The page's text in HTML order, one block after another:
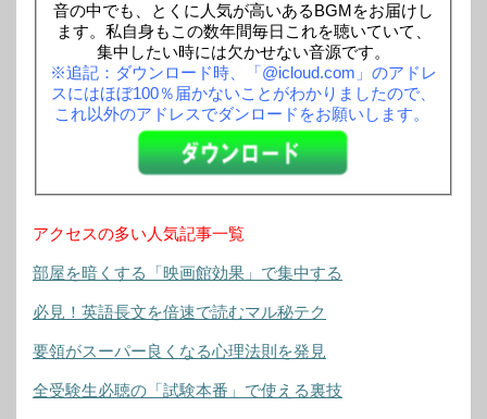
音の中でも、とくに人気が高いあるBGMをお届けし
ます。私自身もこの数年間毎日これを聴いていて、
集中したい時には欠かせない音源です。
※追記：ダウンロード時、「@icloud.com」のアドレ
スにはほぼ100％届かないことがわかりましたので、
これ以外のアドレスでダンロードをお願いします。
アクセスの多い人気記事一覧
部屋を暗くする「映画館効果」で集中する
必見！英語長文を倍速で読むマル秘テク
要領がスーパー良くなる心理法則を発見
全受験生必聴の「試験本番」で使える裏技